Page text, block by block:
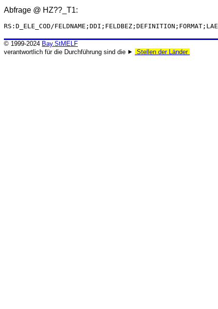
Abfrage @ HZ??_T1:
RS:D_ELE_COD/
© 1999-2024 Bay.StMELF
verantwortlich für die Durchführung sind die ⯈
Stellen der Länder